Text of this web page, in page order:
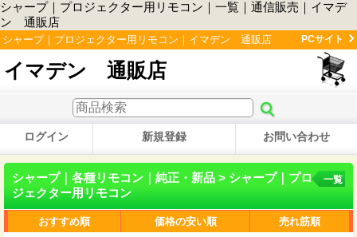
シャープ｜プロジェクター用リモコン｜一覧｜通信販売｜イマデ
ン 通販店
シャープ｜プロジェクター用リモコン｜イマデン 通販店 PCサイト
イマデン 通販店
ログイン 新規登録 お問い合わせ
シャープ｜各種リモコン｜純正・新品 > シャープ｜プロ
ジェクター用リモコン
一覧
おすすめ順 価格の安い順 売れ筋順